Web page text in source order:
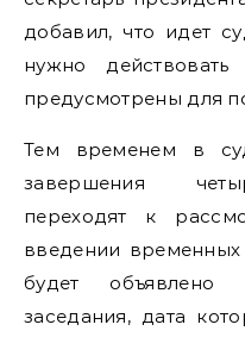
добавил, что идет
нужно
предусмотрены для
Тем временем в
завершения
переходят к
введении
будет
заседания, дата